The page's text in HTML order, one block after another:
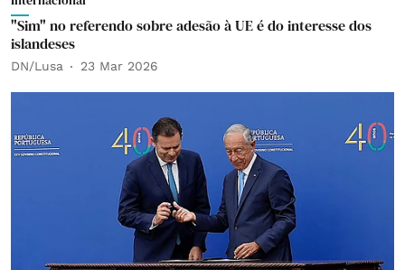
"Sim" no referendo sobre adesão à UE é do interesse dos
islandeses
DN/Lusa 23 Mar 2026